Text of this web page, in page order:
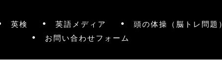
英検 英語メディア 頭の体操（脳トレ問題）
お問い合わせフォーム